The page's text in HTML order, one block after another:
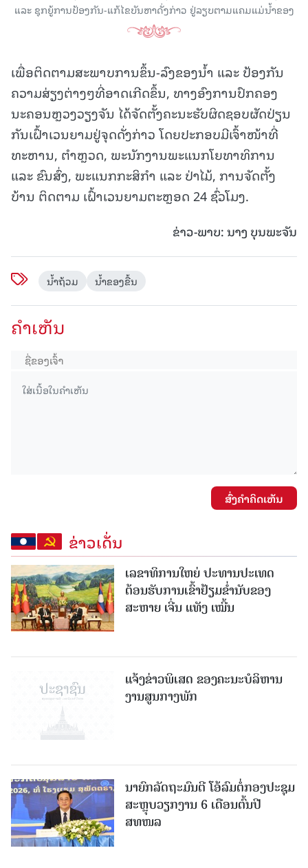
ແລະ ຊຸກຍູ້ການປ້ອງກັນ-ແກ້ໄຂບັນຫາດັ່ງກ່າວ ຢູ່ລຽບຕາມແຄມແມ່ນໍ້າຂອງ
ເພື່ອຕິດຕາມສະພາບການຂຶ້ນ-ລົງຂອງນໍ້າ ແລະ ປ້ອງກັນ
ຄວາມສ່ຽງຕ່າງໆທີ່ອາດເກີດຂຶ້ນ, ທາງອົງການປົກຄອງ
ນະຄອນຫຼວງວຽງຈັນ ໄດ້ຈັດຕັ້ງຄະນະຮັບຜິດຊອບຜັດປ່ຽນ
ກັນເຝົ້າເວນຍາມຢູ່ຈຸດດັ່ງກ່າວ ໂດຍປະກອບມີເຈົ້າໜ້າທີ່
ທະຫານ, ຕຳຫຼວດ, ພະນັກງານພະແນກໂຍທາທິການ
ແລະ ຂົນສົ່ງ, ພະແນກກະສິກຳ ແລະ ປ່າໄມ້, ການຈັດຕັ້ງ
ບ້ານ ຕິດຕາມ ເຝົ້າເວນຍາມຕະຫຼອດ 24 ຊົ່ວໂມງ.
​ຂ່າວ-ພາບ: ນາງ ບຸນພະຈັນ
ນ້ຳຖ້ວມ ນ້ຳຂອງຂື້ນ
ຄໍາເຫັນ
ສົ່ງຄໍາຄິດເຫັນ
ຂ່າວເດັ່ນ
ເລຂາທິການໃຫຍ່ ປະທານປະເທດ
ຕ້ອນຮັບການເຂົ້າຢ້ຽມຂໍ່ານັບຂອງ
ສະຫາຍ ເຈີ່ນ ແທັງ ເໝີ້ນ
ແຈ້ງຂ່າວພິເສດ ຂອງຄະນະບໍລິຫານ
ງານສູນກາງພັກ
ນາຍົກລັດຖະມົນຕີ ໂອ້ລົມຕໍ່ກອງປະຊຸມ
ສະຫຼຸບວຽກງານ 6 ເດືອນຕົ້ນປີ
ສທໜລ